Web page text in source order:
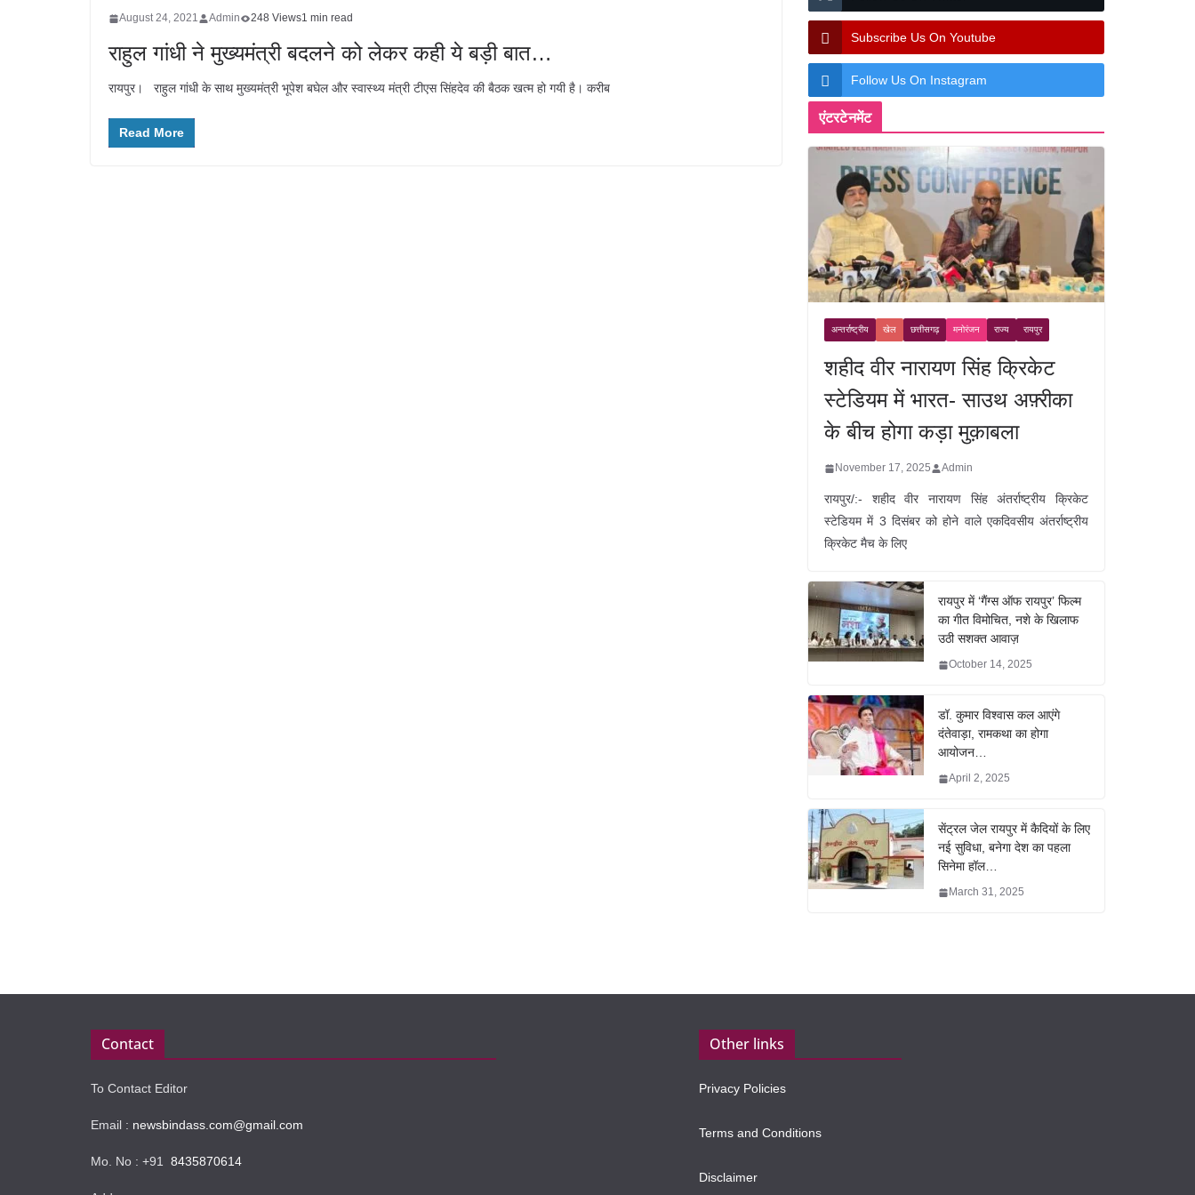
August 24, 2021 Admin 248 Views1 min read
राहुल गांधी ने मुख्यमंत्री बदलने को लेकर कही ये बड़ी बात…
रायपुर। राहुल गांधी के साथ मुख्यमंत्री भूपेश बघेल और स्वास्थ्य मंत्री टीएस सिंहदेव की बैठक खत्म हो गयी है। करीब
Read More
Subscribe Us On Youtube
Follow Us On Instagram
एंटरटेनमेंट
अन्तर्राष्ट्रीय खेल छत्तीसगढ़ मनोरंजन राज्य रायपुर
शहीद वीर नारायण सिंह क्रिकेट
स्टेडियम में भारत- साउथ अफ़्रीका
के बीच होगा कड़ा मुक़ाबला
November 17, 2025 Admin
रायपुर/:- शहीद वीर नारायण सिंह अंतर्राष्ट्रीय क्रिकेट
स्टेडियम में 3 दिसंबर को होने वाले एकदिवसीय अंतर्राष्ट्रीय
क्रिकेट मैच के लिए
रायपुर में ‘गैंग्स ऑफ रायपुर’ फिल्म
का गीत विमोचित, नशे के खिलाफ
उठी सशक्त आवाज़
October 14, 2025
डॉ. कुमार विश्वास कल आएंगे
दंतेवाड़ा, रामकथा का होगा
आयोजन…
April 2, 2025
सेंट्रल जेल रायपुर में कैदियों के लिए
नई सुविधा, बनेगा देश का पहला
सिनेमा हॉल…
March 31, 2025
Contact
To Contact Editor
Email : newsbindass.com@gmail.com
Mo. No : +91 8435870614
Other links
Privacy Policies
Terms and Conditions
Disclaimer